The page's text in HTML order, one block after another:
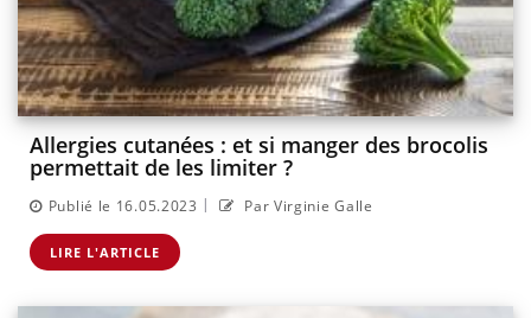
Allergies cutanées : et si manger des brocolis
permettait de les limiter ?
Publié le 16.05.2023 | Par Virginie Galle
LIRE L'ARTICLE